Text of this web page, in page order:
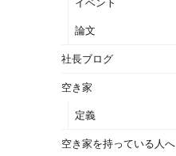
イベント
論文
社長ブログ
空き家
定義
空き家を持っている人へ